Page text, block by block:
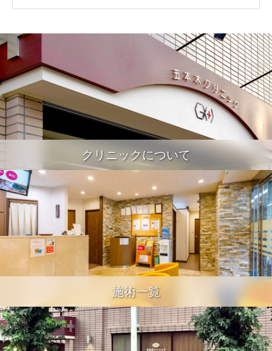
クリニックについて
施術一覧